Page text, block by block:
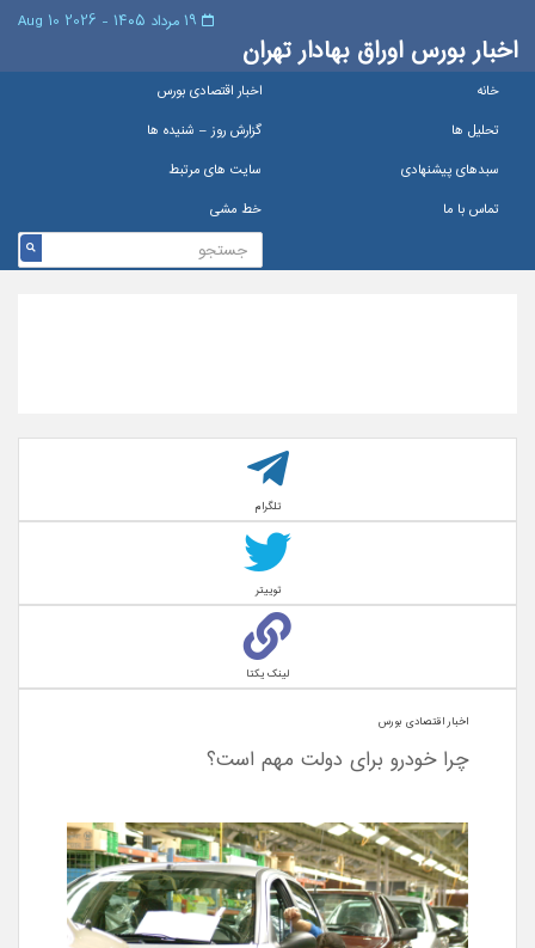
اخبار بورس اوراق بهادار تهران
خانه
اخبار اقتصادی بورس
تحلیل ها
گزارش روز – شنيده ها
سبدهای پیشنهادی
سایت های مرتبط
تماس با ما
خط مشی
تلگرام
توییتر
لینک یکتا
اخبار اقتصادی بورس
چرا خودرو برای دولت مهم است؟